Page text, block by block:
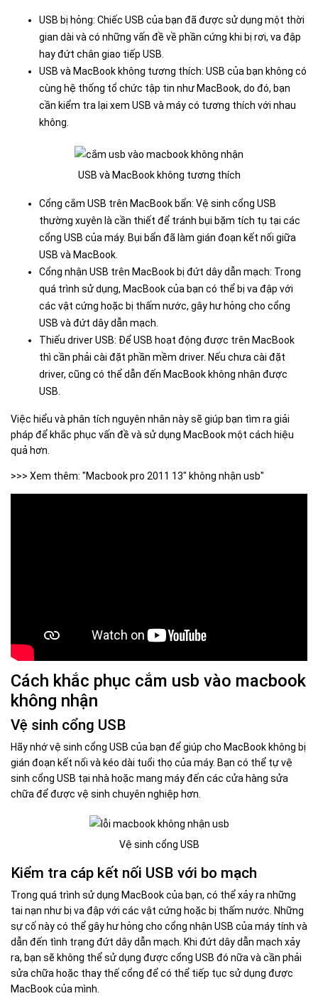
USB bị hỏng: Chiếc USB của bạn đã được sử dụng một thời
gian dài và có những vấn đề về phần cứng khi bị rơi, va đập
hay đứt chân giao tiếp USB.
USB và MacBook không tương thích: USB của bạn không có
cùng hệ thống tổ chức tập tin như MacBook, do đó, bạn
cần kiểm tra lại xem USB và máy có tương thích với nhau
không.
USB và MacBook không tương thích
Cổng cắm USB trên MacBook bẩn: Vệ sinh cổng USB
thường xuyên là cần thiết để tránh bụi bặm tích tụ tại các
cổng USB của máy. Bụi bẩn đã làm gián đoạn kết nối giữa
USB và MacBook.
Cổng nhận USB trên MacBook bị đứt dây dẫn mạch: Trong
quá trình sử dụng, MacBook của bạn có thể bị va đập với
các vật cứng hoặc bị thấm nước, gây hư hỏng cho cổng
USB và đứt dây dẫn mạch.
Thiếu driver USB: Để USB hoạt động được trên MacBook
thì cần phải cài đặt phần mềm driver. Nếu chưa cài đặt
driver, cũng có thể dẫn đến MacBook không nhận được
USB.
Việc hiểu và phân tích nguyên nhân này sẽ giúp bạn tìm ra giải
pháp để khắc phục vấn đề và sử dụng MacBook một cách hiệu
quả hơn.
>>> Xem thêm: "Macbook pro 2011 13" không nhận usb"
Cách khắc phục cắm usb vào macbook
không nhận
Vệ sinh cổng USB
Hãy nhớ vệ sinh cổng USB của bạn để giúp cho MacBook không bị
gián đoạn kết nối và kéo dài tuổi thọ của máy. Bạn có thể tự vệ
sinh cổng USB tại nhà hoặc mang máy đến các cửa hàng sửa
chữa để được vệ sinh chuyên nghiệp hơn.
Vệ sinh cổng USB
Kiểm tra cáp kết nối USB với bo mạch
Trong quá trình sử dụng MacBook của bạn, có thể xảy ra những
tai nạn như bị va đập với các vật cứng hoặc bị thấm nước. Những
sự cố này có thể gây hư hỏng cho cổng nhận USB của máy tính và
dẫn đến tình trạng đứt dây dẫn mạch. Khi đứt dây dẫn mạch xảy
ra, bạn sẽ không thể sử dụng được cổng USB đó nữa và cần phải
sửa chữa hoặc thay thế cổng để có thể tiếp tục sử dụng được
MacBook của mình.